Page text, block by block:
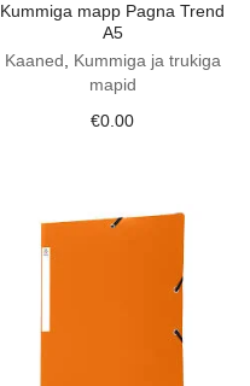
Kummiga mapp Pagna Trend
A5
Kaaned
Kummiga ja trukiga
mapid
€0.00